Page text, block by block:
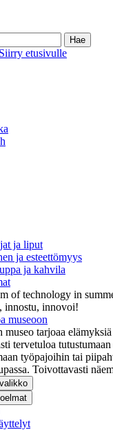
ja liput
ja esteettömyys
ja kahvila
innostu, innovoi!
museoon
museo tarjoaa
tervetuloa
työpajoihin tai
Toivottavasti